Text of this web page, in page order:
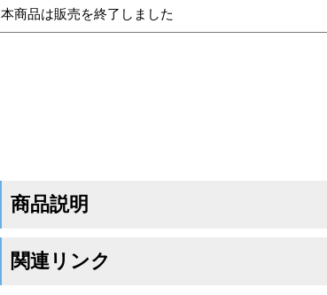
本商品は販売を終了しました
商品説明
関連リンク